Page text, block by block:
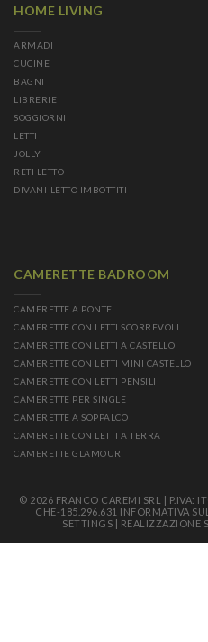
HOME LIVING
ARMADI
CUCINE
BAGNI
LIBRERIE
SOGGIORNI
LETTI
JOLLY
RETI LETTO
DIVANI-LETTO IMBOTTITI
CAMERETTE BADROOM
CAMERETTE A PONTE
CAMERETTE CON LETTI SCORREVOLI
CAMERETTE CON LETTI A CASTELLO
CAMERETTE CON LETTI MINI CASTELLO
CAMERETTE CON LETTI PENSILI
CAMERETTE PER SINGLE
CAMERETTE A SOPPALCO
CAMERETTE CON LETTI A TERRA
CAMERETTE GLAMOUR
© 2026 FRANCO CAREMI SRL | P.IVA:
CHE-185.296.631 INFORMATIVA
SETTINGS
REALIZZAZIONE